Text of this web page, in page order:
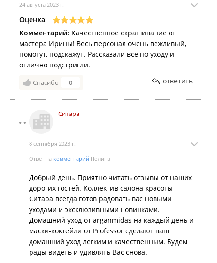
24 августа 2023 г.
Оценка:
Комментарий: Качественное окрашивание от
мастера Ирины! Весь персонал очень вежливый,
помогут, подскажут. Рассказали все по уходу и
отлично подстригли.
Спасибо 0 ответить
Ситара
8 сентября 2023 г.
Ответ на комментарий Полина
Добрый день. Приятно читать отзывы от наших
дорогих гостей. Коллектив салона красоты
Ситара всегда готов радовать вас новыми
уходами и эксклюзивными новинками.
Домашний уход от arganmidas на каждый день и
маски-коктейли от Professor сделают ваш
домашний уход легким и качественным. Будем
рады видеть и удивлять Вас снова.